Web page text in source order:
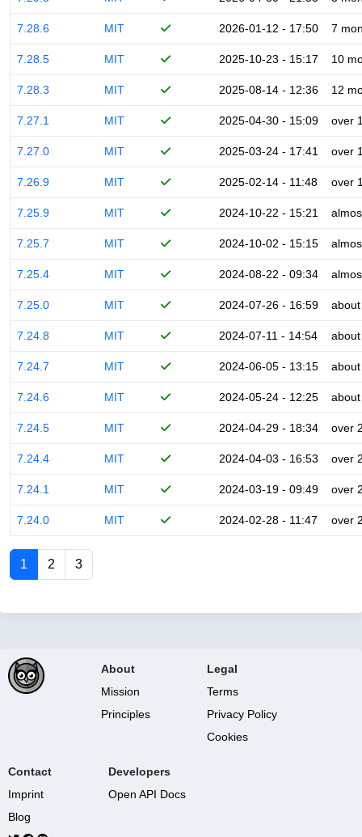
7.28.6 MIT 2026-01-12 - 17:50 7
7.28.5 MIT 2025-10-23 - 15:17 10
7.28.3 MIT 2025-08-14 - 12:36 12
7.27.1 MIT 2025-04-30 - 15:09 over
7.27.0 MIT 2025-03-24 - 17:41 over
7.26.9 MIT 2025-02-14 - 11:48 over
7.25.9 MIT 2024-10-22 - 15:21
7.25.7 MIT 2024-10-02 - 15:15
7.25.4 MIT 2024-08-22 - 09:34
7.25.0 MIT 2024-07-26 - 16:59
7.24.8 MIT 2024-07-11 - 14:54
7.24.7 MIT 2024-06-05 - 13:15
7.24.6 MIT 2024-05-24 - 12:25
7.24.5 MIT 2024-04-29 - 18:34 over
7.24.4 MIT 2024-04-03 - 16:53 over
7.24.1 MIT 2024-03-19 - 09:49 over
7.24.0 MIT 2024-02-28 - 11:47 over
1 2 3
About
Mission
Principles
Legal
Terms
Privacy Policy
Cookies
Contact
Imprint
Blog
Developers
Open API Docs